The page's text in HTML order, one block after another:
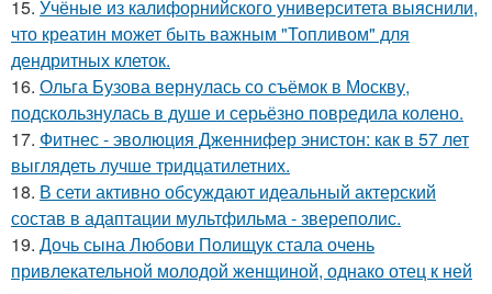
15. Учёные из калифорнийского университета выяснили,
что креатин может быть важным "Топливом" для
дендритных клеток.
16. Ольга Бузова вернулась со съёмок в Москву,
подскользнулась в душе и серьёзно повредила колено.
17. Фитнес - эволюция Дженнифер энистон: как в 57 лет
выглядеть лучше тридцатилетних.
18. В сети активно обсуждают идеальный актерский
состав в адаптации мультфильма - звереполис.
19. Дочь сына Любови Полищук стала очень
привлекательной молодой женщиной, однако отец к ней